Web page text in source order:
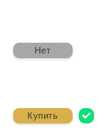
Нет
Купить